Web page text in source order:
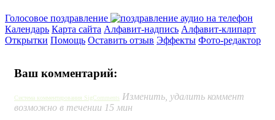
Голосовое поздравление
Календарь Карта сайта Алфавит-надпись Алфавит-клипарт
Открытки Помощь Оставить отзыв Эффекты Фото-редактор
Ваш комментарий:
Система комментирования SigComments Изменить, удалить коммент
возможно в течении 15 мин